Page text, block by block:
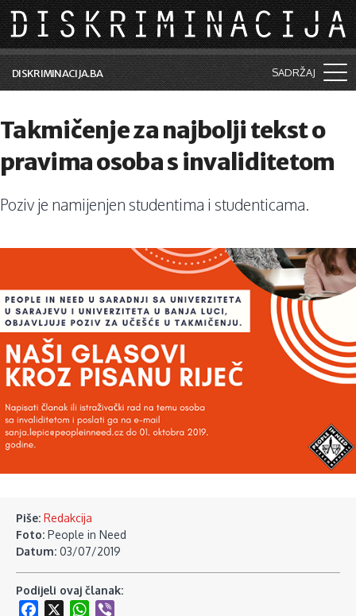
Skip to main content
DISKRIMINACIJA.BA SADRŽAJ
Vijesti i događaji
Aktuelne teme
Kolumne
Pretraga
Takmičenje za najbolji tekst o
pravima osoba s invaliditetom
Poziv je namijenjen studentima i studenticama.
Piše: Redakcija
Foto: People in Need
Datum: 03/07/2019
Podijeli ovaj članak:
Facebook
WhatsApp